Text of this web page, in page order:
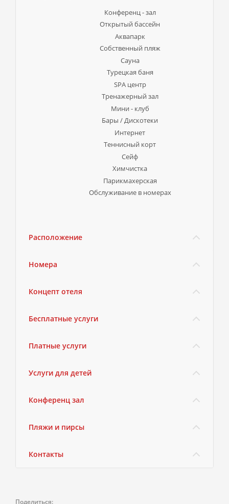
Конференц - зал
Открытый бассейн
Аквапарк
Собственный пляж
Сауна
Турецкая баня
SPA центр
Тренажерный зал
Мини - клуб
Бары / Дискотеки
Интернет
Теннисный корт
Сейф
Химчистка
Парикмахерская
Обслуживание в номерах
Расположение
Номера
Концепт отеля
Бесплатные услуги
Платные услуги
Услуги для детей
Конференц зал
Пляжи и пирсы
Контакты